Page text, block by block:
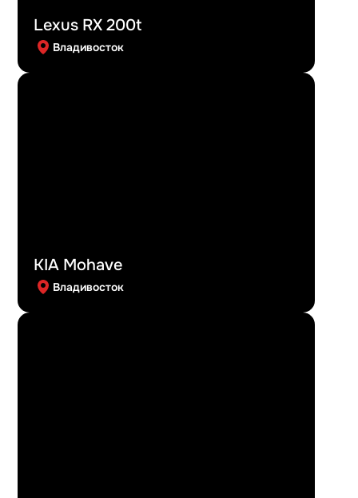
Lexus RX 200t
Владивосток
KIA Mohave
Владивосток